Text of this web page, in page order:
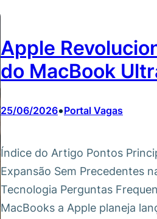
Apple
do MacBook
25/06/2026•Portal Vagas
Índice do Artigo Pontos
Expansão Sem Precedentes
Tecnologia Perguntas
MacBooks a Apple planeja